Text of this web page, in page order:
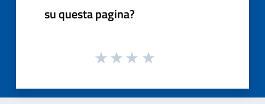
su questa pagina?